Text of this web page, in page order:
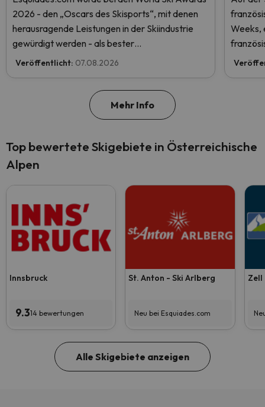
2026 - den „Oscars des Skisports“, mit denen
herausragende Leistungen in der Skiindustrie
gewürdigt werden - als bester
Skiurlaubveranstalter der Welt nominiert.
ersten Platz zu erreichen!
Veröffentlicht: 07.08.2026
Weeks,
Mehr Info
Top bewertete Skigebiete in Österreichische
Alpen
Innsbruck
9.314 bewertungen
St. Anton - Ski Arlberg
Neu bei Esquiades.com
Zell
Alle Skigebiete anzeigen